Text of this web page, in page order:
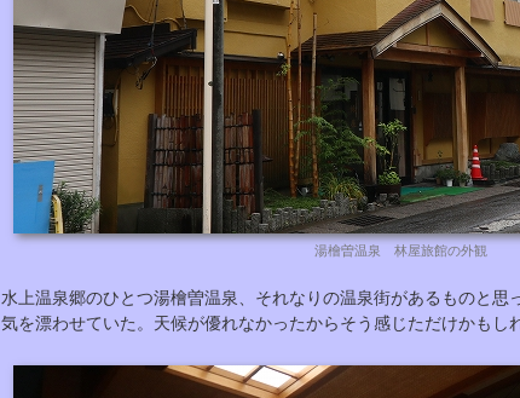
湯檜曽温泉 林屋旅館の外観
水上温泉郷のひとつ湯檜曽温泉、それなりの温泉街があるものと思
気を漂わせていた。天候が優れなかったからそう感じただけかもし